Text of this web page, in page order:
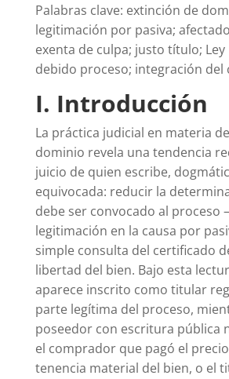
Palabras clave: extinción de
legitimación por pasiva;
exenta de culpa; justo título; Ley
debido proceso; integración
I. Introducción
La práctica judicial en materia
dominio revela una tendencia
juicio de quien escribe,
equivocada: reducir la
debe ser convocado al proceso
legitimación en la causa por
simple consulta del certificado
libertad del bien. Bajo esta
aparece inscrito como titular
parte legítima del proceso,
poseedor con escritura pública
el comprador que pagó el
tenencia material del bien, o el